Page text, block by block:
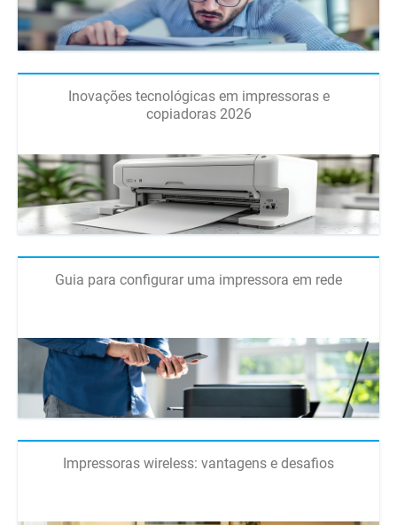
Inovações tecnológicas em impressoras e
copiadoras 2026
Guia para configurar uma impressora em rede
Impressoras wireless: vantagens e desafios